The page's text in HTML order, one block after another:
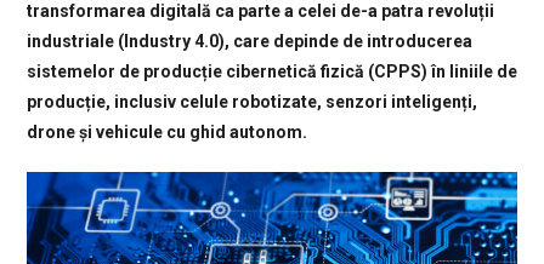
transformarea digitală ca parte a celei de-a patra revoluții
industriale (Industry 4.0), care depinde de introducerea
sistemelor de producție cibernetică fizică (CPPS) în liniile de
producție, inclusiv celule robotizate, senzori inteligenți,
drone și vehicule cu ghid autonom.